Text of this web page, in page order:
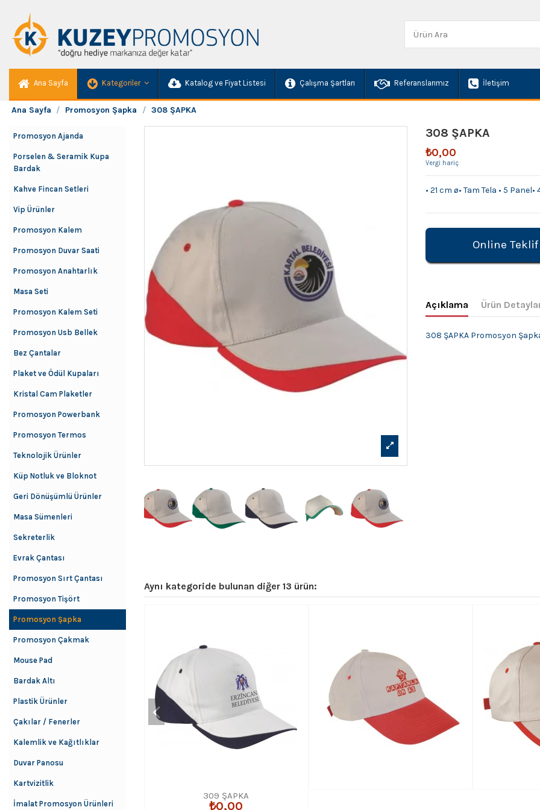
Ana Sayfa Kategoriler Katalog ve Fiyat Listesi Çalışma Şartları Referanslarımız İletişim
Ana Sayfa Promosyon Şapka 308 ŞAPKA
308 ŞAPKA
₺0,00
Vergi hariç
• 21 cm ø• Tam Tela • 5 Panel•
Online Teklif
Açıklama Ürün
308 ŞAPKA Promosyon
Aynı kategoride bulunan diğer 13 ürün:
309 ŞAPKA
₺0,00
Promosyon Ajanda
Porselen & Seramik Kupa
Bardak
Kahve Fincan Setleri
Vip Ürünler
Promosyon Kalem
Promosyon Duvar Saati
Promosyon Anahtarlık
Masa Seti
Promosyon Kalem Seti
Promosyon Usb Bellek
Bez Çantalar
Plaket ve Ödül Kupaları
Kristal Cam Plaketler
Promosyon Powerbank
Promosyon Termos
Teknolojik Ürünler
Küp Notluk ve Bloknot
Geri Dönüşümlü Ürünler
Masa Sümenleri
Sekreterlik
Evrak Çantası
Promosyon Sırt Çantası
Promosyon Tişört
Promosyon Şapka
Promosyon Çakmak
Mouse Pad
Bardak Altı
Plastik Ürünler
Çakılar / Fenerler
Kalemlik ve Kağıtlıklar
Duvar Panosu
Kartvizitlik
İmalat Promosyon Ürünleri